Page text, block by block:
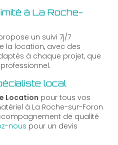
à La Roche-
un suivi 7j/7
la location, avec des
à chaque projet, que
local
Location pour tous vos
à La Roche-sur-Foron
de qualité
nous pour un devis